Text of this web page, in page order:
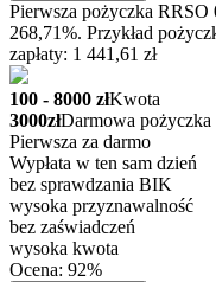
Pierwsza pożyczka
268,71%. Przykład
zapłaty: 1 441,61 zł
100 - 8000 złKwota
3000złDarmowa pożyczka
Pierwsza za darmo
Wypłata w ten sam dzień
bez sprawdzania BIK
wysoka przyznawalność
bez zaświadczeń
wysoka kwota
Ocena: 92%